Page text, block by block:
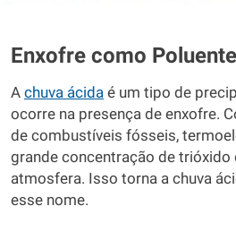
Enxofre como Poluente
A chuva ácida é um tipo de
ocorre na presença de enxofre.
de combustíveis fósseis,
grande concentração de trióxido
atmosfera. Isso torna a chuva
esse nome.